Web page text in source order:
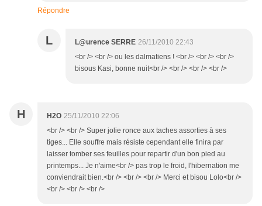
Répondre
L L@urence SERRE 26/11/2010 22:43
<br /> <br /> ou les dalmatiens ! <br /> <br /> <br />
bisous Kasi, bonne nuit<br /> <br /> <br /> <br />
H H2O 25/11/2010 22:06
<br /> <br /> Super jolie ronce aux taches assorties à ses
tiges... Elle souffre mais résiste cependant elle finira par
laisser tomber ses feuilles pour repartir d'un bon pied au
printemps... Je n'aime<br /> pas trop le froid, l'hibernation me
conviendrait bien.<br /> <br /> <br /> Merci et bisou Lolo<br />
<br /> <br /> <br />